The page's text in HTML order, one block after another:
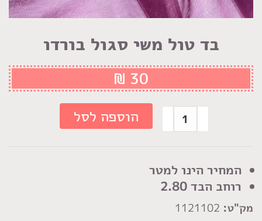
בד טול משי סגול בורדו
המחיר הינו למטר
רוחב הבד 2.80
מק"ט:
₪ 30
כמות
של
משי
סגול
בורדו
הוספה לסל